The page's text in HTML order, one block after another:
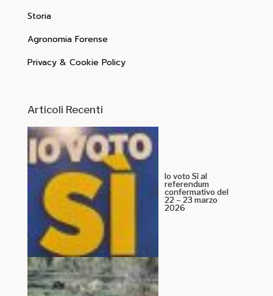
Storia
Agronomia Forense
Privacy & Cookie Policy
Articoli Recenti
Io voto Sì al
referendum
confermativo del
22 – 23 marzo
2026